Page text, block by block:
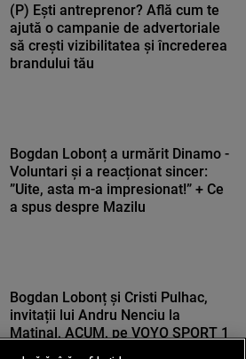
(P) Ești antreprenor? Află cum te
ajută o campanie de advertoriale
să crești vizibilitatea și încrederea
brandului tău
Bogdan Lobonț a urmărit Dinamo -
Voluntari și a reacționat sincer:
”Uite, asta m-a impresionat!” + Ce
a spus despre Mazilu
Bogdan Lobonț și Cristi Pulhac,
invitații lui Andru Nenciu la
Matinal, ACUM, pe VOYO SPORT 1